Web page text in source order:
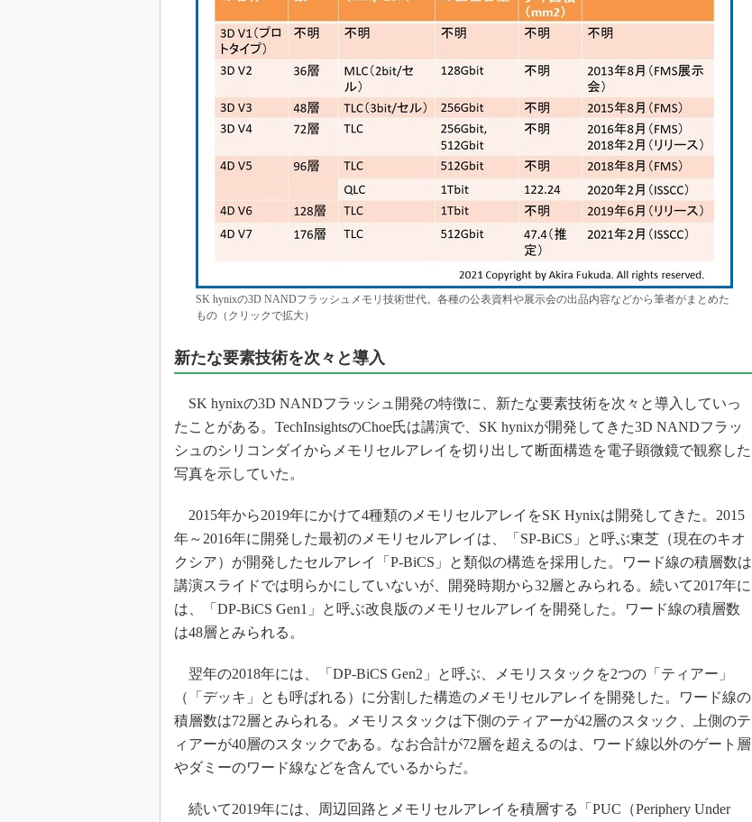
SK hynixの3D NANDフラッシュメモリ技術世代。各種の公表資料や展示会の出品内容などから筆者がまとめた
もの（クリックで拡大）
新たな要素技術を次々と導入
SK hynixの3D NANDフラッシュ開発の特徴に、新たな要素技術を次々と導入していっ
たことがある。TechInsightsのChoe氏は講演で、SK hynixが開発してきた3D NANDフラッ
シュのシリコンダイからメモリセルアレイを切り出して断面構造を電子顕微鏡で観察した
写真を示していた。
2015年から2019年にかけて4種類のメモリセルアレイをSK Hynixは開発してきた。2015
年～2016年に開発した最初のメモリセルアレイは、「SP-BiCS」と呼ぶ東芝（現在のキオ
クシア）が開発したセルアレイ「P-BiCS」と類似の構造を採用した。ワード線の積層数は
講演スライドでは明らかにしていないが、開発時期から32層とみられる。続いて2017年に
は、「DP-BiCS Gen1」と呼ぶ改良版のメモリセルアレイを開発した。ワード線の積層数
は48層とみられる。
翌年の2018年には、「DP-BiCS Gen2」と呼ぶ、メモリスタックを2つの「ティアー」
（「デッキ」とも呼ばれる）に分割した構造のメモリセルアレイを開発した。ワード線の
積層数は72層とみられる。メモリスタックは下側のティアーが42層のスタック、上側のテ
ィアーが40層のスタックである。なお合計が72層を超えるのは、ワード線以外のゲート層
やダミーのワード線などを含んでいるからだ。
続いて2019年には、周辺回路とメモリセルアレイを積層する「PUC（Periphery Under